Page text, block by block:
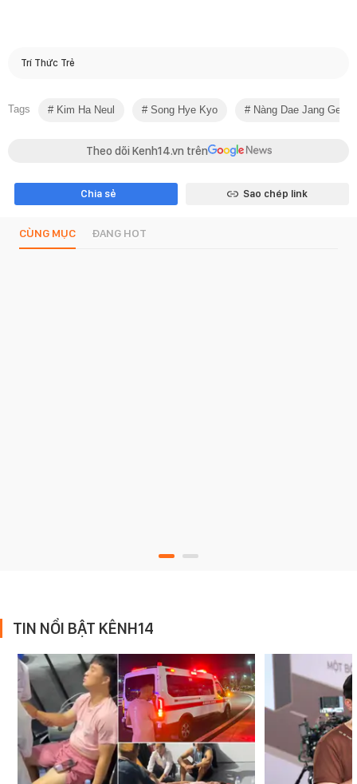
Trí Thức Trẻ
Tags Kim Ha Neul Song Hye Kyo Nàng Dae Jang Geum
Theo dõi Kenh14.vn trên
Chia sẻ Sao chép link
CÙNG MỤC ĐANG HOT
TIN NỔI BẬT KÊNH14